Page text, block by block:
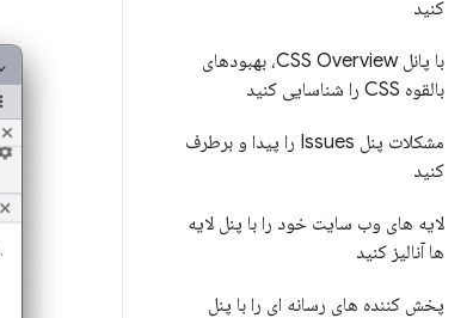
کنید
با پانل CSS Overview، بهبودهای
بالقوه CSS را شناسایی کنید
مشکلات پنل Issues را پیدا و برطرف
کنید
لایه های وب سایت خود را با پنل لایه
ها آنالیز کنید
پخش کننده های رسانه ای را با پنل